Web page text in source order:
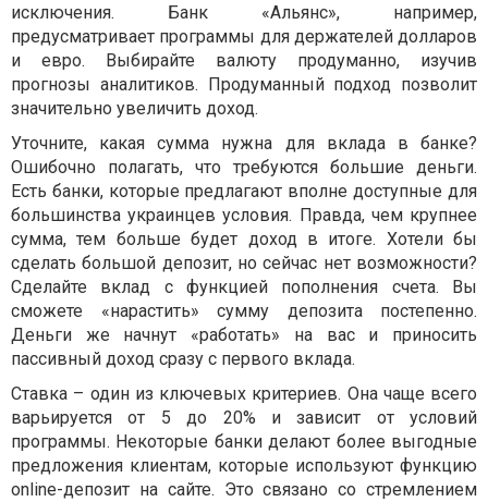
исключения. Банк «Альянс», например,
предусматривает программы для держателей долларов
и евро. Выбирайте валюту продуманно, изучив
прогнозы аналитиков. Продуманный подход позволит
значительно увеличить доход.
Уточните, какая сумма нужна для вклада в банке?
Ошибочно полагать, что требуются большие деньги.
Есть банки, которые предлагают вполне доступные для
большинства украинцев условия. Правда, чем крупнее
сумма, тем больше будет доход в итоге. Хотели бы
сделать большой депозит, но сейчас нет возможности?
Сделайте вклад с функцией пополнения счета. Вы
сможете «нарастить» сумму депозита постепенно.
Деньги же начнут «работать» на вас и приносить
пассивный доход сразу с первого вклада.
Ставка – один из ключевых критериев. Она чаще всего
варьируется от 5 до 20% и зависит от условий
программы. Некоторые банки делают более выгодные
предложения клиентам, которые используют функцию
online-депозит на сайте. Это связано со стремлением